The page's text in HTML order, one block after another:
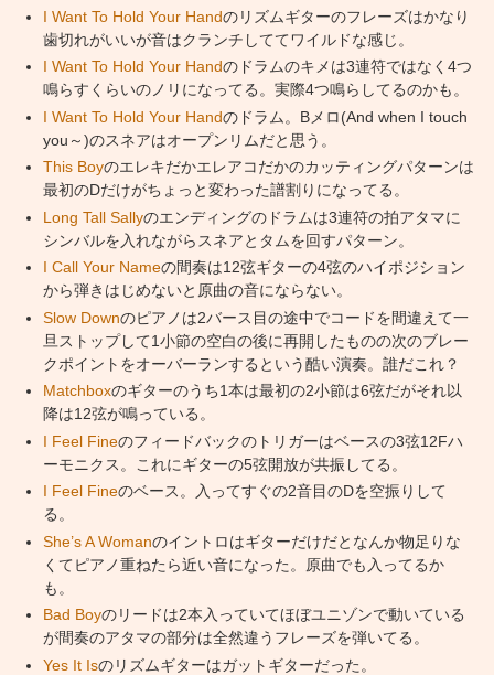
I Want To Hold Your Handのリズムギターのフレーズはかなり
歯切れがいいが音はクランチしててワイルドな感じ。
I Want To Hold Your Handのドラムのキメは3連符ではなく4つ
鳴らすくらいのノリになってる。実際4つ鳴らしてるのかも。
I Want To Hold Your Handのドラム。Bメロ(And when I touch
you～)のスネアはオープンリムだと思う。
This Boyのエレキだかエレアコだかのカッティングパターンは
最初のDだけがちょっと変わった譜割りになってる。
Long Tall Sallyのエンディングのドラムは3連符の拍アタマに
シンバルを入れながらスネアとタムを回すパターン。
I Call Your Nameの間奏は12弦ギターの4弦のハイポジション
から弾きはじめないと原曲の音にならない。
Slow Downのピアノは2バース目の途中でコードを間違えて一
旦ストップして1小節の空白の後に再開したものの次のブレー
クポイントをオーバーランするという酷い演奏。誰だこれ？
Matchboxのギターのうち1本は最初の2小節は6弦だがそれ以
降は12弦が鳴っている。
I Feel Fineのフィードバックのトリガーはベースの3弦12Fハ
ーモニクス。これにギターの5弦開放が共振してる。
I Feel Fineのベース。入ってすぐの2音目のDを空振りして
る。
She’s A Womanのイントロはギターだけだとなんか物足りな
くてピアノ重ねたら近い音になった。原曲でも入ってるか
も。
Bad Boyのリードは2本入っていてほぼユニゾンで動いている
が間奏のアタマの部分は全然違うフレーズを弾いてる。
Yes It Isのリズムギターはガットギターだった。